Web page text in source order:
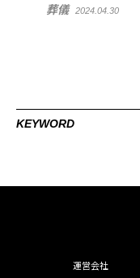
葬儀 2024.04.30
KEYWORD
運営会社